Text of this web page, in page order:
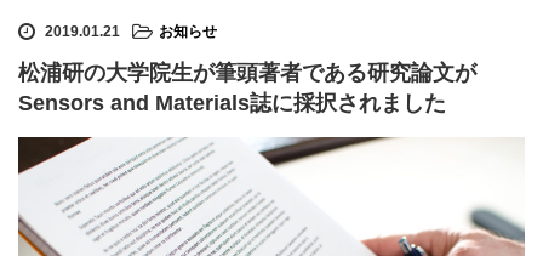
o
2019.01.21 お知らせ
松浦研の大学院生が筆頭著者である研究論文が
Sensors and Materials誌に採択されました